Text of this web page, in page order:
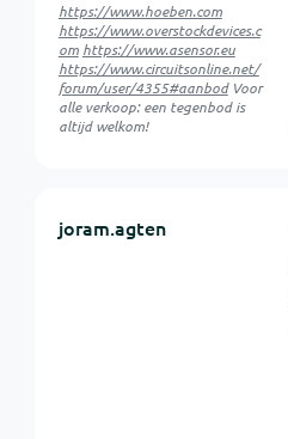
https://www.hoeben.com
https://www.overstockdevices.c
om https://www.asensor.eu
https://www.circuitsonline.net/
forum/user/4355#aanbodVoor
alle verkoop: een tegenbod is
altijd welkom!
joram.agten